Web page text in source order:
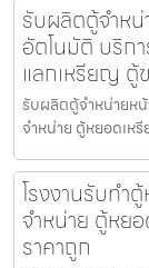
รับผลิตตู้จำห
อัตโนมัติ บริก
แลกเหรียญ ตู้
รับผลิตตู้จำหน่ายห
จำหน่าย ตู้หยอดเห
โรงงานรับทำ
จำหน่าย ตู้หย
ราคาถูก